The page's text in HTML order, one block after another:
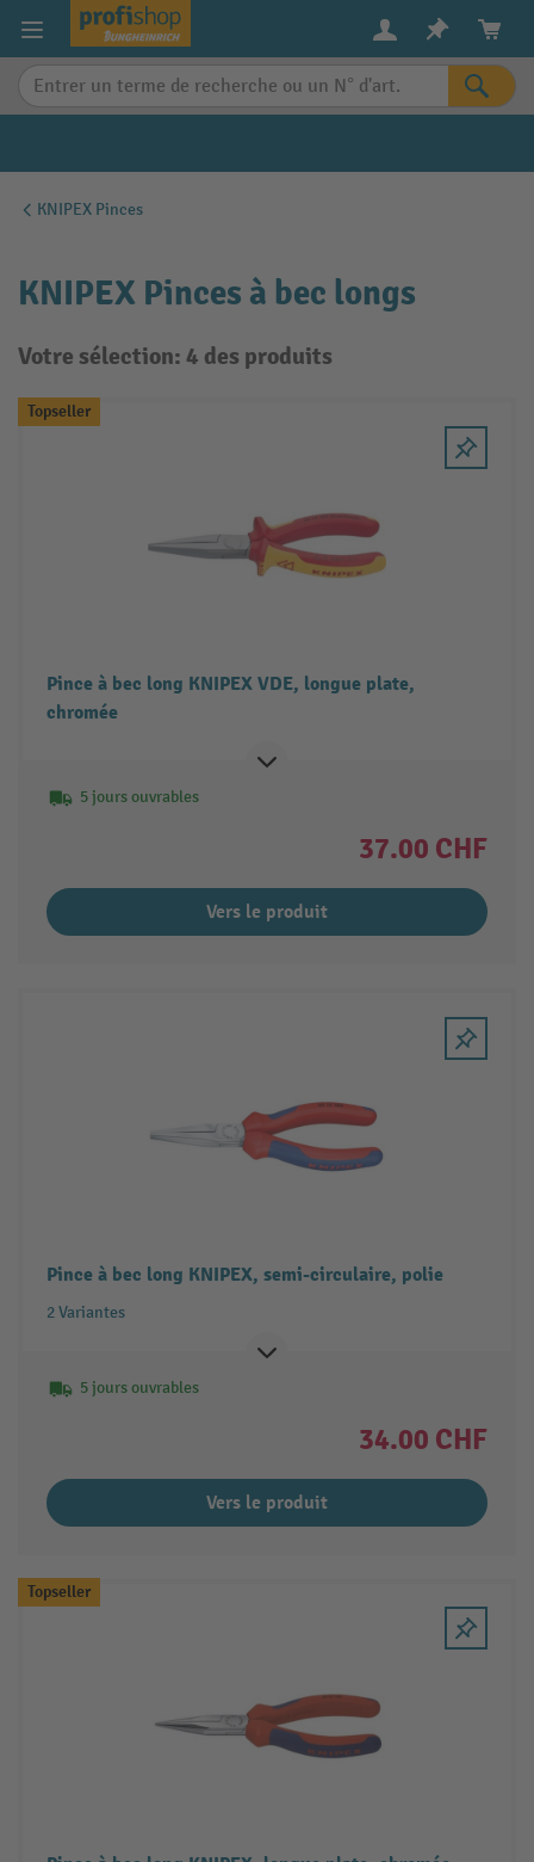
content
KNIPEX Pinces
KNIPEX Pinces à bec longs
Votre sélection: 4 des produits
Topseller
Pince à bec long KNIPEX VDE, longue plate,
chromée
5 jours ouvrables
37.00 CHF
Vers le produit
Pince à bec long KNIPEX, semi-circulaire, polie
2 Variantes
5 jours ouvrables
34.00 CHF
Vers le produit
Topseller